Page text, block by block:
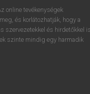
elindításához
ésbelépek.
online tevékenységek
és korlátozhatják, hogy a
szervezetekkel és hirdetőkkel is
szinte mindig egy harmadik